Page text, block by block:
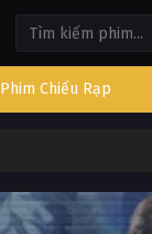
Phim Chiếu Rạp